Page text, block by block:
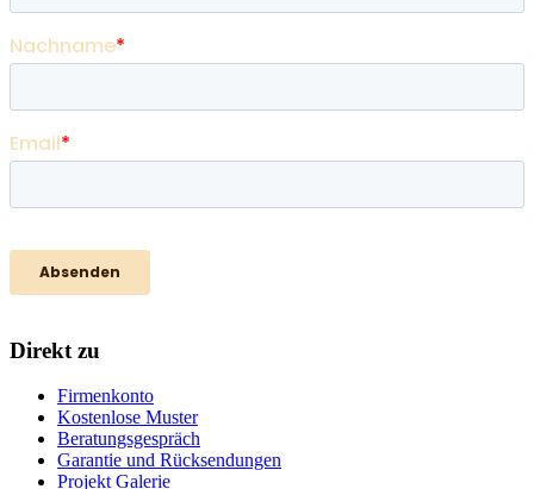
Direkt zu
Firmenkonto
Kostenlose Muster
Beratungsgespräch
Garantie und Rücksendungen
Projekt Galerie